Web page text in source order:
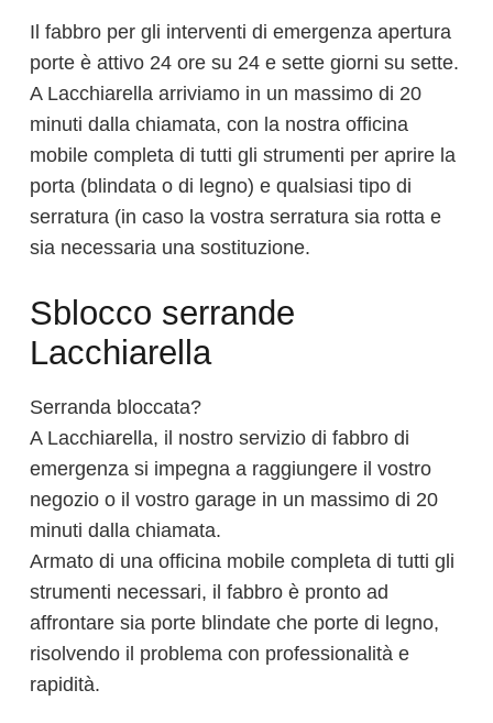
Il fabbro per gli interventi di emergenza apertura
porte è attivo 24 ore su 24 e sette giorni su sette.
A Lacchiarella arriviamo in un massimo di 20
minuti dalla chiamata, con la nostra officina
mobile completa di tutti gli strumenti per aprire la
porta (blindata o di legno) e qualsiasi tipo di
serratura (in caso la vostra serratura sia rotta e
sia necessaria una sostituzione.
Sblocco serrande
Lacchiarella
Serranda bloccata?
A Lacchiarella, il nostro servizio di fabbro di
emergenza si impegna a raggiungere il vostro
negozio o il vostro garage in un massimo di 20
minuti dalla chiamata.
Armato di una officina mobile completa di tutti gli
strumenti necessari, il fabbro è pronto ad
affrontare sia porte blindate che porte di legno,
risolvendo il problema con professionalità e
rapidità.